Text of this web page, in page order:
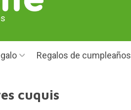
Regalos de cumpleaños
cuquis